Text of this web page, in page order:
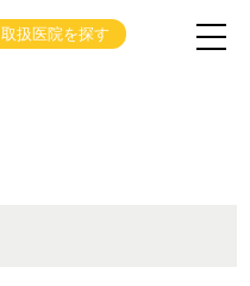
取扱医院を探す